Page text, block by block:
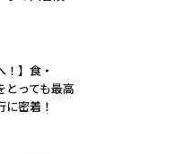
！】食・
とっても最高
に密着！